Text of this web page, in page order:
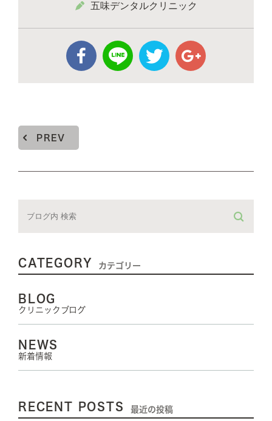
五味デンタルクリニック
PREV
CATEGORY カテゴリー
BLOG
クリニックブログ
NEWS
新着情報
RECENT POSTS 最近の投稿